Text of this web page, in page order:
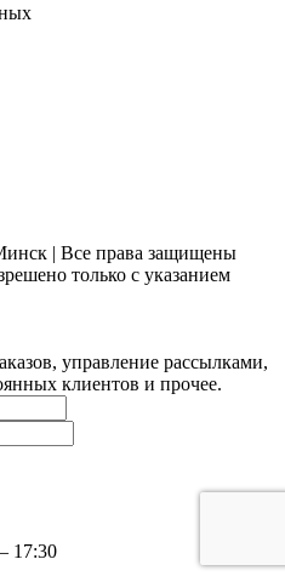
| Все права защищены
только с указанием
управление рассылками,
клиентов и прочее.
17:30